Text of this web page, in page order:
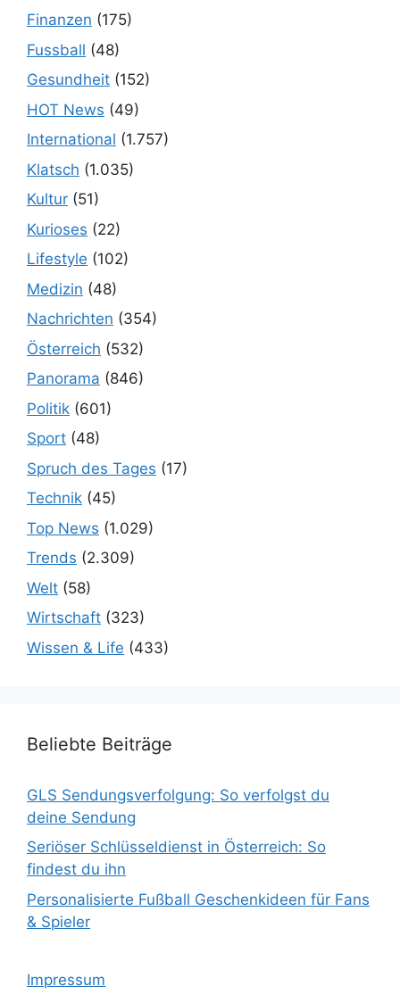
Finanzen (175)
Fussball (48)
Gesundheit (152)
HOT News (49)
International (1.757)
Klatsch (1.035)
Kultur (51)
Kurioses (22)
Lifestyle (102)
Medizin (48)
Nachrichten (354)
Österreich (532)
Panorama (846)
Politik (601)
Sport (48)
Spruch des Tages (17)
Technik (45)
Top News (1.029)
Trends (2.309)
Welt (58)
Wirtschaft (323)
Wissen & Life (433)
Beliebte Beiträge
GLS Sendungsverfolgung: So verfolgst du
deine Sendung
Seriöser Schlüsseldienst in Österreich: So
findest du ihn
Personalisierte Fußball Geschenkideen für Fans
& Spieler
Impressum